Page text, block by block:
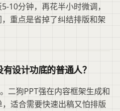
10分钟，再花半小时微调，
重点是省掉了纠结排版和架
设计功底的普通人？
二狗PPT强在内容框架生成和
适合需要快速出稿又怕排版